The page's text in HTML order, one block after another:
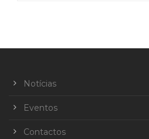
Notícias
Eventos
Contactos